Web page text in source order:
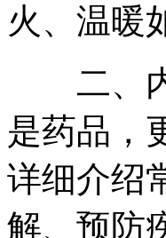
火、温暖
二、内
是药品，
详细介绍
解、预防